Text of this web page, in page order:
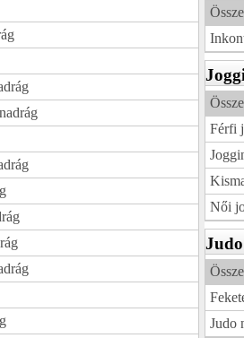
Férfi
Női
Judo
Judo